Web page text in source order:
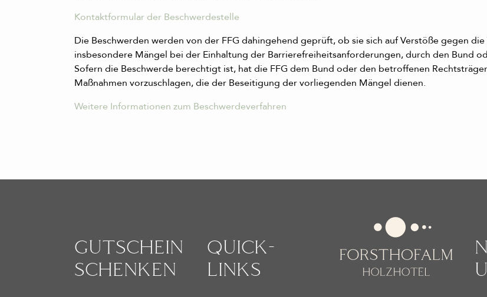
Kontaktformular der Beschwerdestelle
Die Beschwerden werden von der FFG dahingehend geprüft, ob sie sich auf Verstöße gegen
insbesondere Mängel bei der Einhaltung der Barrierefreiheitsanforderungen, durch den Bund
Sofern die Beschwerde berechtigt ist, hat die FFG dem Bund oder den betroffenen
Maßnahmen vorzuschlagen, die der Beseitigung der vorliegenden Mängel dienen.
Weitere Informationen zum Beschwerdeverfahren
GUT­SCHEIN
SCHENKEN
QUICK­
LINKS